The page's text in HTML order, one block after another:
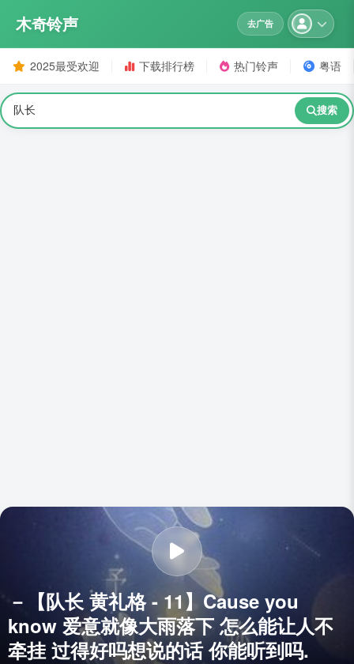
木奇铃声 去广告
2025最受欢迎 下载排行榜 热门铃声 粤语
搜索
－【队长 黄礼格 - 11】Cause you
know 爱意就像大雨落下 怎么能让人不
牵挂 过得好吗想说的话 你能听到吗.